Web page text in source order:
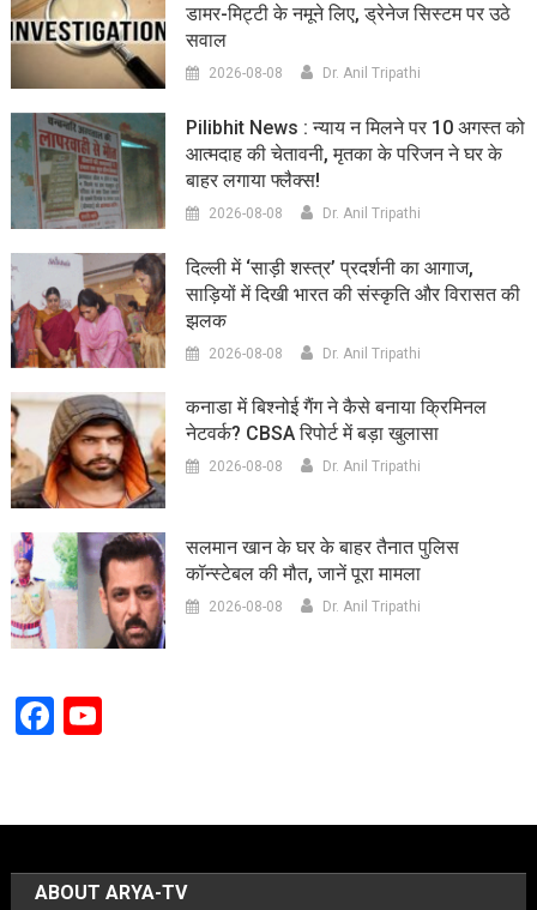
डामर-मिट्टी के नमूने लिए, ड्रेनेज सिस्टम पर उठे
सवाल
2026-08-08 Dr. Anil Tripathi
Pilibhit News : न्याय न मिलने पर 10 अगस्त को
आत्मदाह की चेतावनी, मृतका के परिजन ने घर के
बाहर लगाया फ्लैक्स!
2026-08-08 Dr. Anil Tripathi
दिल्ली में ‘साड़ी शस्त्र’ प्रदर्शनी का आगाज,
साड़ियों में दिखी भारत की संस्कृति और विरासत की
झलक
2026-08-08 Dr. Anil Tripathi
कनाडा में बिश्नोई गैंग ने कैसे बनाया क्रिमिनल
नेटवर्क? CBSA रिपोर्ट में बड़ा खुलासा
2026-08-08 Dr. Anil Tripathi
सलमान खान के घर के बाहर तैनात पुलिस
कॉन्स्टेबल की मौत, जानें पूरा मामला
2026-08-08 Dr. Anil Tripathi
Facebook
YouTube
ABOUT ARYA-TV